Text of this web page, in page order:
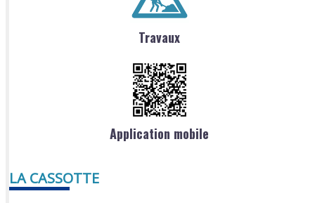
Travaux
Application mobile
LA CASSOTTE